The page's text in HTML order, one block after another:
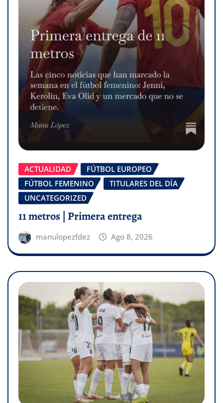
ACTUALIDAD
FÚTBOL EUROPEO
FÚTBOL FEMENINO
TITULARES DEL DÍA
UNCATEGORIZED
11 metros | Primera entrega
manulopezfdez Ago 8, 2026